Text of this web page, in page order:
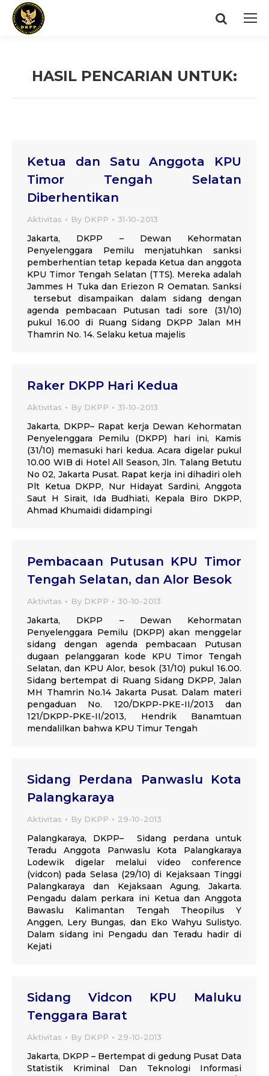
Search:
HASIL PENCARIAN UNTUK:
Ketua dan Satu Anggota KPU
Timor Tengah Selatan
Diberhentikan
Aktivitas By DKPP 31-10-2013
Jakarta, DKPP – Dewan Kehormatan
Penyelenggara Pemilu menjatuhkan sanksi
pemberhentian tetap kepada Ketua dan anggota
KPU Timor Tengah Selatan (TTS). Mereka adalah
Jammes H Tuka dan Eriezon R Oematan. Sanksi
tersebut disampaikan dalam sidang dengan
agenda pembacaan Putusan tadi sore (31/10)
pukul 16.00 di Ruang Sidang DKPP Jalan MH
Thamrin No. 14. Selaku ketua majelis
Raker DKPP Hari Kedua
Aktivitas By DKPP 31-10-2013
Jakarta, DKPP– Rapat kerja Dewan Kehormatan
Penyelenggara Pemilu (DKPP) hari ini, Kamis
(31/10) memasuki hari kedua. Acara digelar pukul
10.00 WIB di Hotel All Season, Jln. Talang Betutu
No 02, Jakarta Pusat. Rapat kerja ini dihadiri oleh
Plt Ketua DKPP, Nur Hidayat Sardini, Anggota
Saut H Sirait, Ida Budhiati, Kepala Biro DKPP,
Ahmad Khumaidi didampingi
Pembacaan Putusan KPU Timor
Tengah Selatan, dan Alor Besok
Aktivitas By DKPP 30-10-2013
Jakarta, DKPP – Dewan Kehormatan
Penyelenggara Pemilu (DKPP) akan menggelar
sidang dengan agenda pembacaan Putusan
dugaan pelanggaran kode KPU Timor Tengah
Selatan, dan KPU Alor, besok (31/10) pukul 16.00.
Sidang bertempat di Ruang Sidang DKPP, Jalan
MH Thamrin No.14 Jakarta Pusat. Dalam materi
pengaduan No. 120/DKPP-PKE-II/2013 dan
121/DKPP-PKE-II/2013, Hendrik Banamtuan
mendalilkan bahwa KPU Timur Tengah
Sidang Perdana Panwaslu Kota
Palangkaraya
Aktivitas By DKPP 29-10-2013
Palangkaraya, DKPP– Sidang perdana untuk
Teradu Anggota Panwaslu Kota Palangkaraya
Lodewik digelar melalui video conference
(vidcon) pada Selasa (29/10) di Kejaksaan Tinggi
Palangkaraya dan Kejaksaan Agung, Jakarta.
Pengadu dalam perkara ini Ketua dan Anggota
Bawaslu Kalimantan Tengah Theopilus Y
Anggen, Lery Bungas, dan Eko Wahyu Sulistyo.
Dalam sidang ini Pengadu dan Teradu hadir di
Kejati
Sidang Vidcon KPU Maluku
Tenggara Barat
Aktivitas By DKPP 29-10-2013
Jakarta, DKPP – Bertempat di gedung Pusat Data
Statistik Kriminal Dan Teknologi Informasi